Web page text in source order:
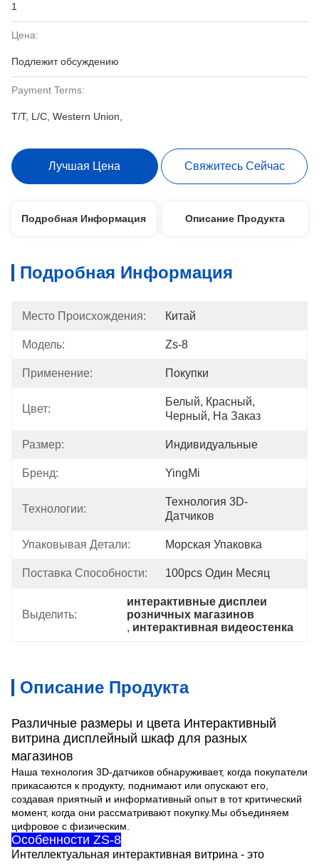
1
Цена:
Подлежит обсуждению
Payment Terms:
T/T, L/C, Western Union,
Лучшая Цена Свяжитесь Сейчас
Подробная Информация Описание Продукта
Подробная Информация
Место Происхождения: Китай
Модель: Zs-8
Применение: Покупки
Цвет:
Белый, Красный,
Черный, На Заказ
Размер: Индивидуальные
Бренд: YingMi
Технологии:
Технология 3D-
Датчиков
Упаковывая Детали: Морская Упаковка
Поставка Способности: 100pcs Один Месяц
Выделить:
интерактивные дисплеи
розничных магазинов
, интерактивная видеостенка
Описание Продукта
Различные размеры и цвета Интерактивный
витрина дисплейный шкаф для разных
магазинов
Наша технология 3D-датчиков обнаруживает, когда покупатели
прикасаются к продукту, поднимают или опускают его,
создавая приятный и информативный опыт в тот критический
момент, когда они рассматривают покупку.Мы объединяем
цифровое с физическим.
Особенности ZS-8
Интеллектуальная интерактивная витрина - это